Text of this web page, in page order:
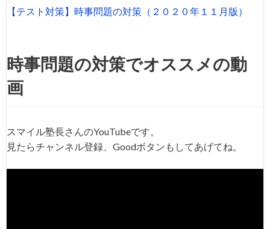
【テスト対策】時事問題の対策（２０２０年１１月版）
時事問題の対策でオススメの動
画
スマイル塾長さんのYouTubeです。
見たらチャンネル登録、Goodボタンもしてあげてね。